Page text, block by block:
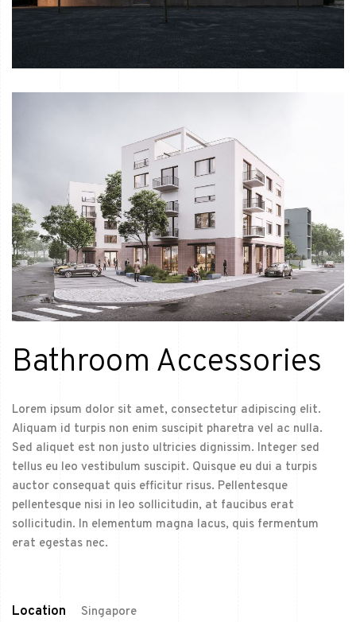
Bathroom Accessories
Lorem ipsum dolor sit amet, consectetur adipiscing elit.
Aliquam id turpis non enim suscipit pharetra vel ac nulla.
Sed aliquet est non justo ultricies dignissim. Integer sed
tellus eu leo vestibulum suscipit. Quisque eu dui a turpis
auctor consequat quis efficitur risus. Pellentesque
pellentesque nisi in leo sollicitudin, at faucibus erat
sollicitudin. In elementum magna lacus, quis fermentum
erat egestas nec.
Location Singapore